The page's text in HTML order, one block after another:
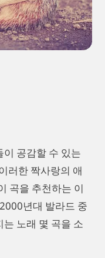
공감할 수 있는
러한 짝사랑의 애
곡을 추천하는 이
년대 발라드 중
노래 몇 곡을 소